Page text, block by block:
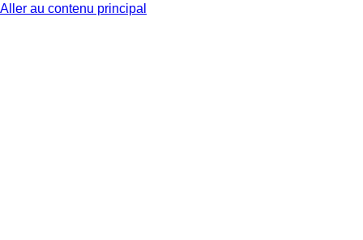
Aller au contenu principal